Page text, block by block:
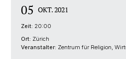
05 OKT. 2021
Zeit: 20:00
Ort: Zürich
Veranstalter: Zentrum für Religion,